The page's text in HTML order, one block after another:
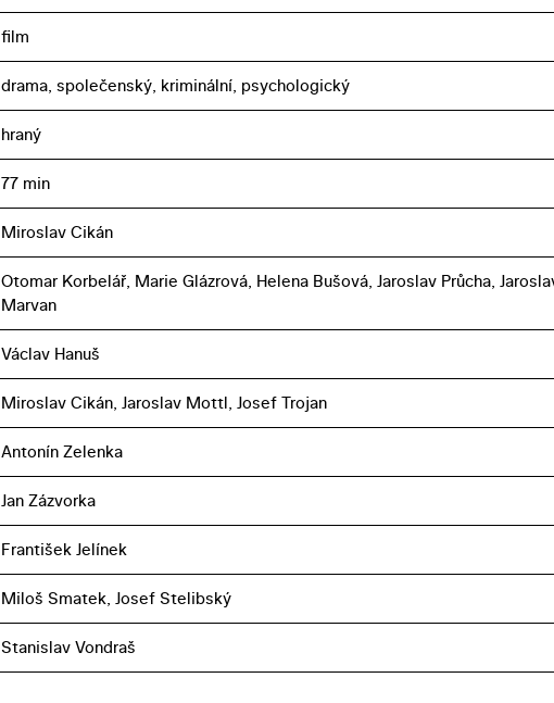
film
drama, společenský, kriminální, psychologický
hraný
77 min
Miroslav Cikán
Otomar Korbelář, Marie Glázrová, Helena Bušová, Jaroslav Průcha,
Marvan
Václav Hanuš
Miroslav Cikán, Jaroslav Mottl, Josef Trojan
Antonín Zelenka
Jan Zázvorka
František Jelínek
Miloš Smatek, Josef Stelibský
Stanislav Vondraš